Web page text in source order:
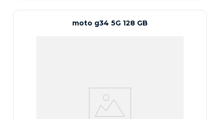
moto g34 5G 128 GB